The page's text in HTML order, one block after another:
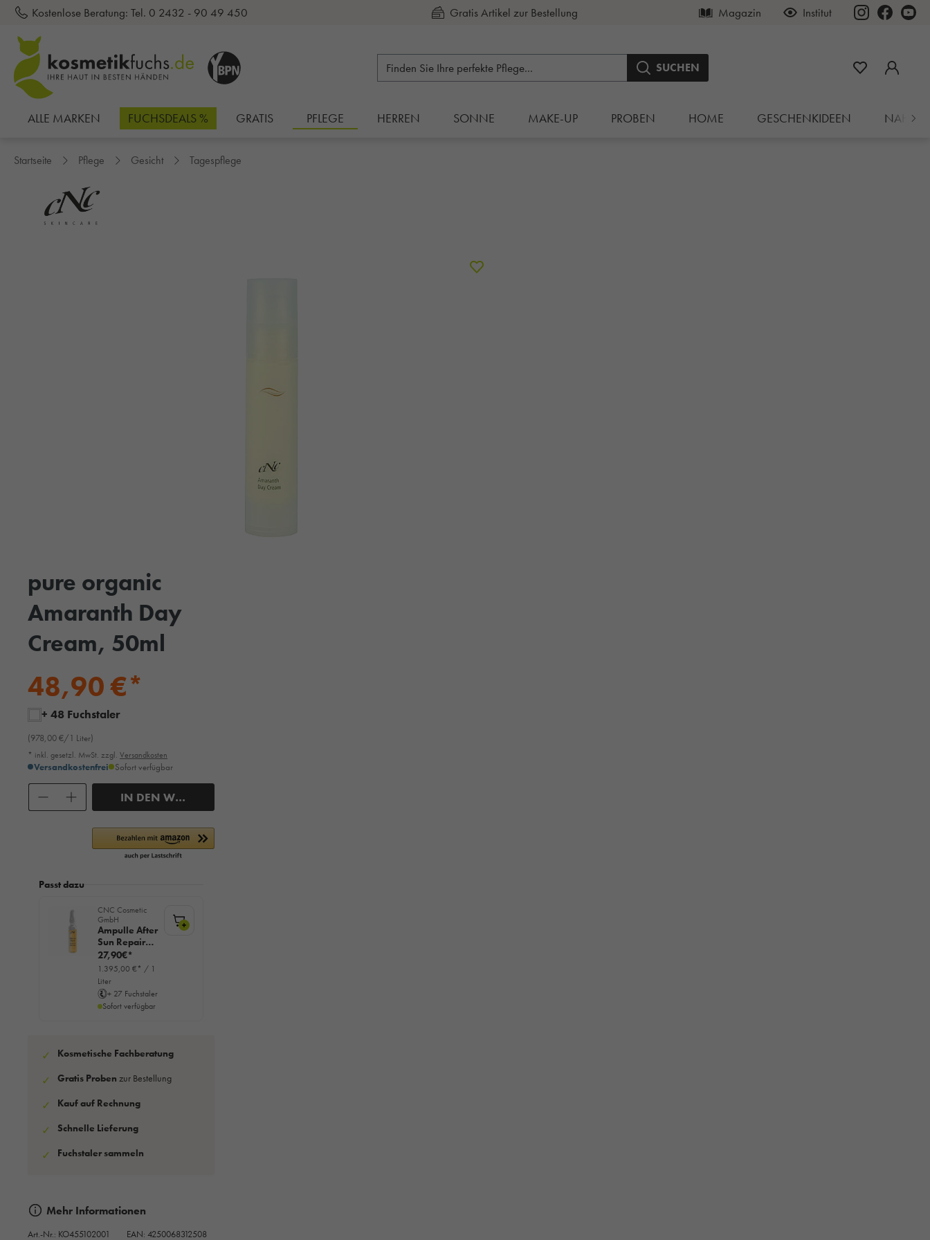
springen
Kostenlose Beratung: Tel. 0 2432 - 90 49 450 Gratis Artikel zur Bestellung
Kauf auf Rechnung Magazin Institut
SUCHEN
ALLE MARKEN FUCHSDEALS % GRATIS PFLEGE HERREN SONNE MAKE-UP PROBEN HOME GESCHENKIDEEN
Startseite Pflege Gesicht Tagespflege
pure organic
Amaranth Day
Cream, 50ml
48,90 €*
+ 48 Fuchstaler
(978,00 €/1 Liter)
* inkl. gesetzl. MwSt. zzgl. Versandkosten
Versandkostenfrei Sofort verfügbar
IN DEN WARENKORB
Passt dazu
CNC Cosmetic
GmbH
Ampulle After
Sun Repair
Ectoin & Aloe
Vera, 10x2ml
27,90€*
1.395,00 €* / 1
Liter
+ 27 Fuchstaler
Sofort verfügbar
+
✓ Kosmetische Fachberatung
✓ Gratis Proben zur Bestellung
✓ Kauf auf Rechnung
✓ Schnelle Lieferung
✓ Fuchstaler sammeln
Mehr Informationen
Art.-Nr.: KO455102001 EAN: 4250068312508